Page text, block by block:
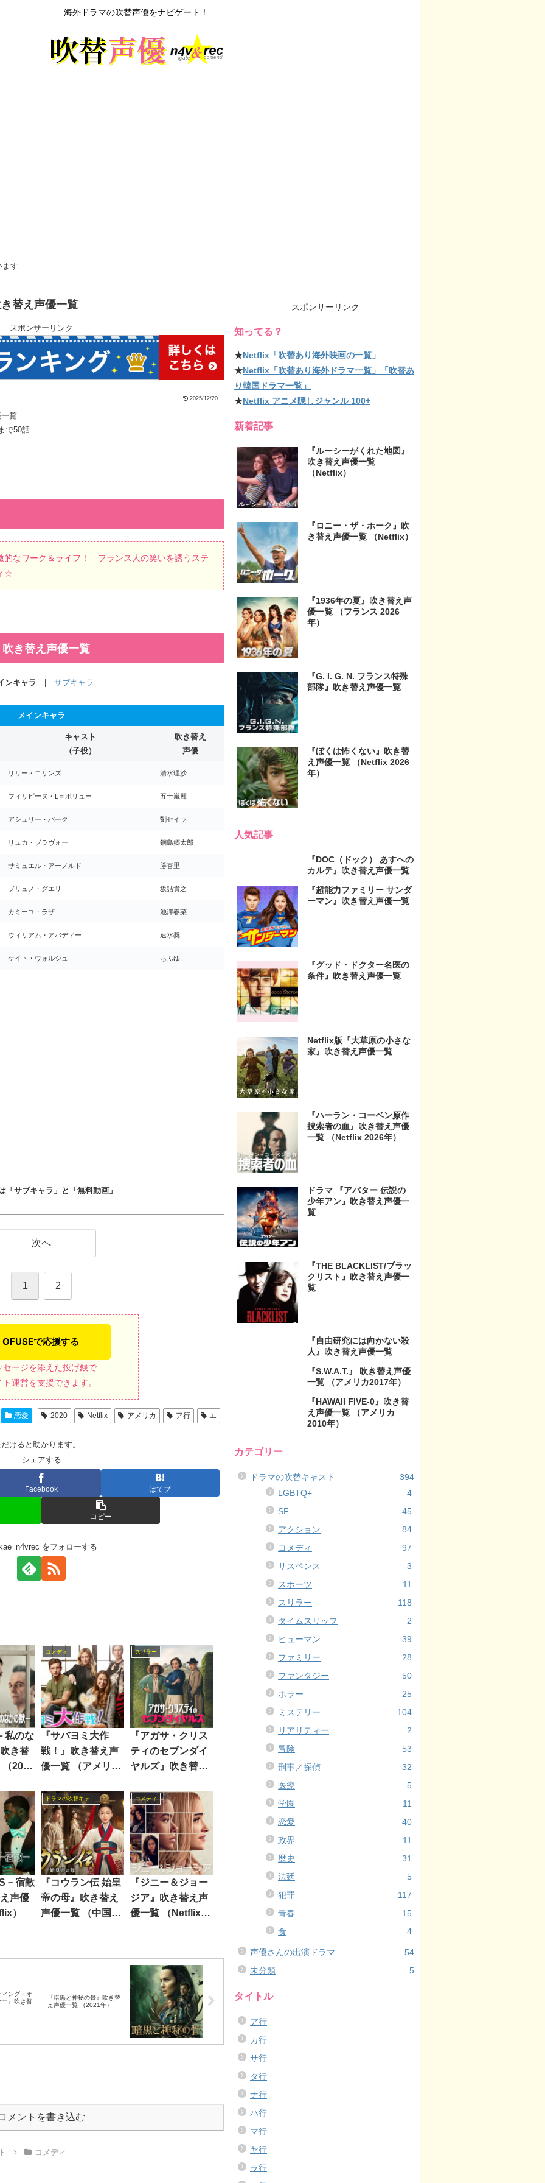
海外ドラマの吹替声優をナビゲート！
す
替え声優一覧
スポンサーリンク
2025/12/20
覧
で50話
的なワーク＆ライフ！ フランス人の笑いを誘うステ
☆
き替え声優一覧
ンキャラ サブキャラ
メインキャラ
キャスト
（子役）
吹き替え
声優
リリー・コリンズ 清水理沙
フィリピーヌ・L＝ボリュー 五十嵐麗
アシュリー・パーク 劉セイラ
リュカ・ブラヴォー 鋼島郷太郎
サミュエル・アーノルド 勝杏里
ブリュノ・グエリ 坂詰貴之
カミーユ・ラザ 池澤春菜
ウィリアム・アバディー 速水奨
ケイト・ウォルシュ ちふゆ
「サブキャラ」と「無料動画」
次へ
1 2
セージを添えた投げ銭で
ト運営を支援できます。
恋愛 2020 Netflix アメリカ ア行 エ
けると助かります。
シェアする
Facebook はてブ
コピー
をフォローする
私のな
き替
2025
コメディ
『サバヨミ大作
戦！』吹き替え声
優一覧 （アメリカ
スリラー
『アガサ・クリス
ティのセブンダイ
ヤルズ』吹き替え
2026年）
－宿敵
声優
）
ドラマの吹替キャスト
『コウラン伝 始皇
帝の母』吹き替え
声優一覧 （中国
コメディ
『ジニー＆ジョー
ジア』吹き替え声
優一覧 （Netflix
ング・オ
ー』吹き替
『暗黒と神秘の骨』吹き替
え声優一覧 （2021年）
メントを書き込む
コメディ
スポンサーリンク
知ってる？
★Netflix「吹替あり海外映画の一覧」
★Netflix「吹替あり海外ドラマ一覧」「吹替あ
り韓国ドラマ一覧」
★Netflix アニメ隠しジャンル 100+
新着記事
『ルーシーがくれた地図』
吹き替え声優一覧
（Netflix）
『ロニー・ザ・ホーク』吹
き替え声優一覧 （Netflix）
『1936年の夏』吹き替え声
優一覧 （フランス 2026
年）
『G. I. G. N. フランス特殊
部隊』吹き替え声優一覧
『ぼくは怖くない』吹き替
え声優一覧 （Netflix 2026
年）
人気記事
『DOC（ドック） あすへの
カルテ』吹き替え声優一覧
『超能力ファミリー サンダ
ーマン』吹き替え声優一覧
『グッド・ドクター名医の
条件』吹き替え声優一覧
Netflix版『大草原の小さな
家』吹き替え声優一覧
『ハーラン・コーベン原作
捜索者の血』吹き替え声優
一覧 （Netflix 2026年）
ドラマ 『アバター 伝説の
少年アン』吹き替え声優一
覧
『THE BLACKLIST/ブラッ
クリスト』吹き替え声優一
覧
『自由研究には向かない殺
人』吹き替え声優一覧
『S.W.A.T.』 吹き替え声優
一覧 （アメリカ2017年）
『HAWAII FIVE-0』吹き替
え声優一覧 （アメリカ
2010年）
カテゴリー
ドラマの吹替キャスト
394
LGBTQ+
4
SF
45
アクション
84
コメディ
97
サスペンス
3
スポーツ
11
スリラー
118
タイムスリップ
2
ヒューマン
39
ファミリー
28
ファンタジー
50
ホラー
25
ミステリー
104
リアリティー
2
冒険
53
刑事／探偵
32
医療
5
学園
11
恋愛
40
政界
11
歴史
31
法廷
5
犯罪
117
青春
15
食
4
声優さんの出演ドラマ
54
未分類
5
タイトル
ア行
カ行
サ行
タ行
ナ行
ハ行
マ行
ヤ行
ラ行